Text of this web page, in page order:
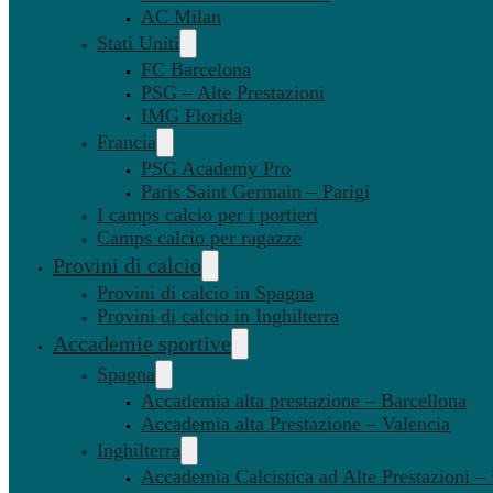
AC Milan
Stati Uniti
FC Barcelona
PSG – Alte Prestazioni
IMG Florida
Francia
PSG Academy Pro
Paris Saint Germain – Parigi
I camps calcio per i portieri
Camps calcio per ragazze
Provini di calcio
Provini di calcio in Spagna
Provini di calcio in Inghilterra
Accademie sportive
Spagna
Accademia alta prestazione – Barcellona
Accademia alta Prestazione – Valencia
Inghilterra
Accademia Calcistica ad Alte Prestazioni